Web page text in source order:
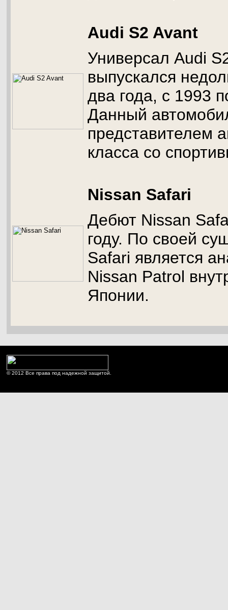
Audi S2 Avant
Универсал Audi
выпускался
два года, с 1993
Данный
представителем
класса со
Nissan Safari
Дебют Nissan
году. По своей
Safari является
Nissan Patrol
Японии.
© 2012 Все права под надежной защитой.